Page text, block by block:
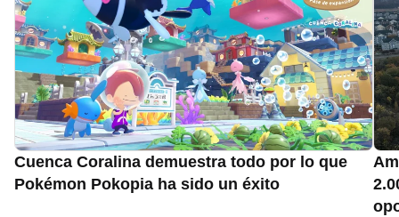
Cuenca Coralina demuestra todo por lo que
Pokémon Pokopia ha sido un éxito